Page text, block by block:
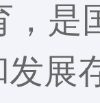
是
展